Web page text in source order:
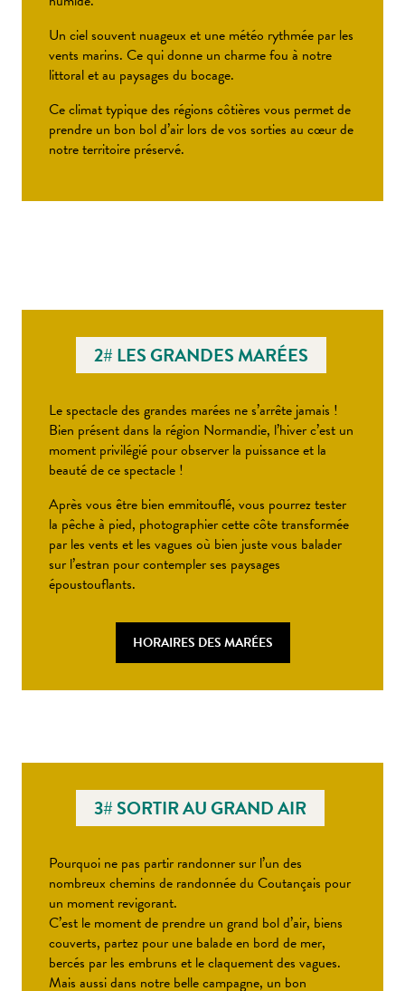
Un ciel souvent nuageux et une météo rythmée par les
vents marins. Ce qui donne un charme fou à notre
littoral et au paysages du bocage.
Ce climat typique des régions côtières vous permet de
prendre un bon bol d’air lors de vos sorties au cœur de
notre territoire préservé.
2# LES GRANDES MARÉES
Le spectacle des grandes marées ne s’arrête jamais !
Bien présent dans la région Normandie, l’hiver c’est un
moment privilégié pour observer la puissance et la
beauté de ce spectacle !
Après vous être bien emmitouflé, vous pourrez tester
la pêche à pied, photographier cette côte transformée
par les vents et les vagues où bien juste vous balader
sur l’estran pour contempler ses paysages
époustouflants.
HORAIRES DES MARÉES
3# SORTIR AU GRAND AIR
Pourquoi ne pas partir randonner sur l’un des
nombreux chemins de randonnée du Coutançais pour
un moment revigorant.
C’est le moment de prendre un grand bol d’air, biens
couverts, partez pour une balade en bord de mer,
bercés par les embruns et le claquement des vagues.
Mais aussi dans notre belle campagne, un bon